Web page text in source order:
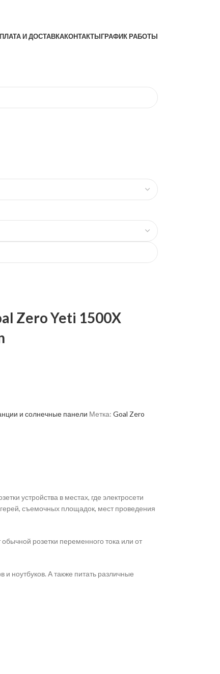
И ДОСТАВКАКОНТАКТЫГРАФИК РАБОТЫ
Zero Yeti 1500X
и солнечные панели Метка: Goal Zero
устройства в местах, где электросети
съемочных площадок, мест проведения
розетки переменного тока или от
ноутбуков. А также питать различные